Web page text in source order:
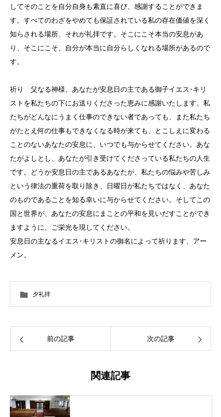
してそのことを自分自身も素直に喜び、感謝することができま
す。すべてのわざをやめても保証されている私の存在価値を深く
知らされる場所、それが礼拝です。そこにこそ本当の安息があ
り、そこにこそ、自分が本当に自分らしくなれる場所があるので
す。
祈り 父なる神様、あなたが安息日の主である御子イエス･キリ
ストを私たちの下にお送りくださった恵みに感謝いたします。私
たちがどんなにうまく仕事のできない者であっても、また私たち
がたとえ何の仕事もできなくなる時が来ても、とこしえに変わる
ことのないあなたの安息に、いつでも与からせてください。あな
たがよしとし、あなたが引き受けてくださっている私たちの人生
です。どうか安息日の主であるあなたが、私たちの悩みや苦しみ
という律法の重荷を取り除き、日曜日が私たちではなく、あなた
のものであることを知る幸いに与からせてください。そしてこの
国と世界が、あなたの安息にまことの平和を見いだすことができ
ますように、ご栄光を現してください。
安息日の主なるイエス･キリストの御名によって祈ります、アー
メン。
夕礼拝
前の記事 次の記事
関連記事